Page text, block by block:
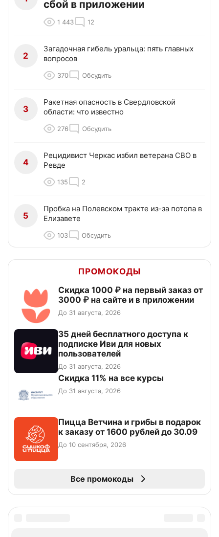
сбой в приложении
1 443 12
2
Загадочная гибель уральца: пять главных
вопросов
370 Обсудить
3
Ракетная опасность в Свердловской
области: что известно
276 Обсудить
4
Рецидивист Черкас избил ветерана СВО в
Ревде
135 2
5
Пробка на Полевском тракте из-за потопа в
Елизавете
103 Обсудить
ПРОМОКОДЫ
Скидка 1000 ₽ на первый заказ от
3000 ₽ на сайте и в приложении
До 31 августа, 2026
35 дней бесплатного доступа к
подписке Иви для новых
пользователей
До 31 августа, 2026
Скидка 11% на все курсы
До 31 августа, 2026
Пицца Ветчина и грибы в подарок
к заказу от 1600 рублей до 30.09
До 10 сентября, 2026
Все промокоды